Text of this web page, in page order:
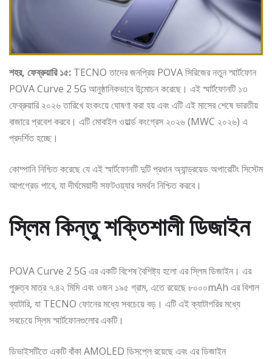
শহর, ফেব্রুয়ারি ১৫: TECNO তাদের জনপ্রিয় POVA সিরিজের নতুন স্মার্টফোন
POVA Curve 2 5G আনুষ্ঠানিকভাবে উন্মোচন করেছে। এই স্মার্টফোনটি ১৩
ফেব্রুয়ারি ২০২৬ তারিখে হংকংয়ে ঘোষণা করা হয় এবং এটি এই মাসের শেষে ভারতীয়
বাজারে প্রবেশ করবে। এটি মোবাইল ওয়ার্ল্ড কংগ্রেস ২০২৬ (MWC ২০২৬) এ
প্রদর্শিত হচ্ছে।
কোম্পানি নিশ্চিত করেছে যে এই স্মার্টফোনটি দুটি প্রধান অ্যান্ড্রয়েড অপারেটিং সিস্টেম
আপগ্রেড পাবে, যা দীর্ঘমেয়াদী সফটওয়্যার সমর্থন নিশ্চিত করবে।
স্লিম কিন্তু শক্তিশালী ডিজাইন
POVA Curve 2 5G এর একটি বিশেষ বৈশিষ্ট্য হলো এর স্লিম ডিজাইন। এর
পুরুত্ব মাত্র ৭.৪২ মিমি এবং ওজন ১৯৫ গ্রাম, এতে রয়েছে ৮০০০mAh এর বিশাল
ব্যাটারি, যা TECNO ফোনের মধ্যে সবচেয়ে বড়। এটি এই ক্যাটাগরির মধ্যে
সবচেয়ে স্লিম স্মার্টফোনগুলোর একটি।
ডিভাইসটিতে একটি বাঁকা AMOLED ডিসপ্লে রয়েছে এবং এর ডিজাইন